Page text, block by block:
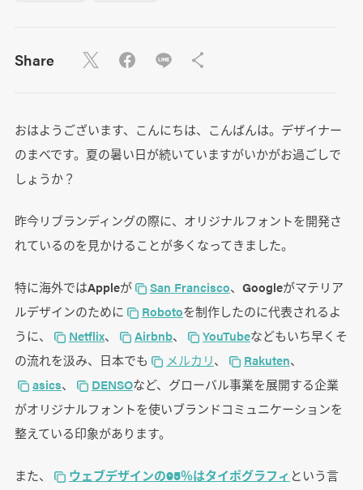
Share
おはようございます、こんにちは、こんばんは。デザイナー
のまべです。夏の暑い日が続いていますがいかがお過ごしで
しょうか？
昨今リブランディングの際に、オリジナルフォントを開発さ
れているのを見かけることが多くなってきました。
特に海外ではAppleが San Francisco、Googleがマテリア
ルデザインのために
Robotoを制作したのに代表されるよ
うに、
Netflix、 Airbnb、 YouTubeなどもいち早くそ
の流れを汲み、日本でも
メルカリ、 Rakuten、
asics、 DENSOなど、グローバル事業を展開する企業
がオリジナルフォントを使いブランドコミュニケーションを
整えている印象があります。
また、 ウェブデザインの95％はタイポグラフィ という言